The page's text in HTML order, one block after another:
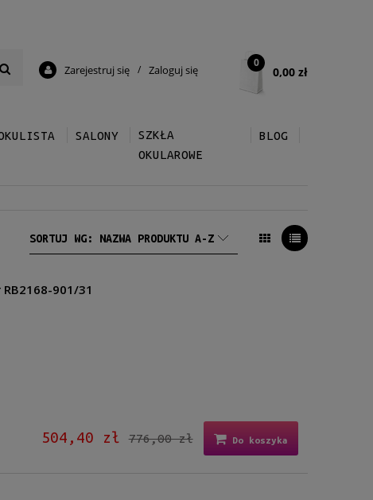
0,00 zł
0
Zarejestruj się / Zaloguj się
SALONY
SZKŁA
OKULAROWE
BLOG
SORTUJ WG: NAZWA PRODUKTU A-Z
901/31
504,40 zł 776,00 zł Do koszyka